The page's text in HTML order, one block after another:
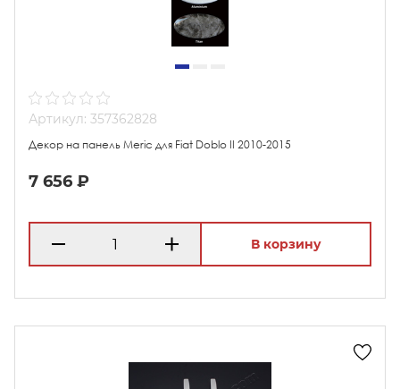
Артикул: 357362828
Декор на панель Meric для Fiat Doblo II 2010-2015
7 656 ₽
В корзину